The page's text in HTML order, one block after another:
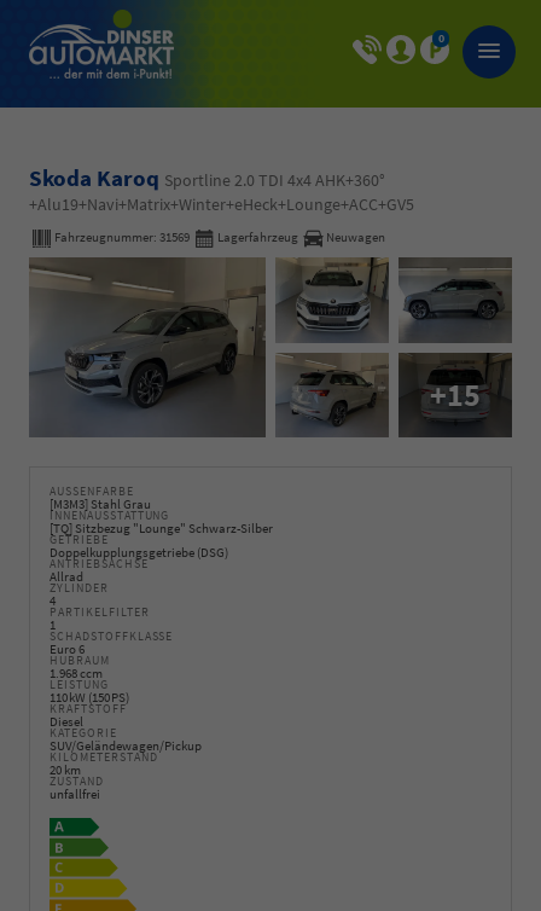
0
Skoda Karoq Sportline 2.0 TDI 4x4 AHK+360°
+Alu19+Navi+Matrix+Winter+eHeck+Lounge+ACC+GV5
Fahrzeugnummer: 31569 Lagerfahrzeug Neuwagen
+15
AUSSENFARBE
[M3M3] Stahl Grau
INNENAUSSTATTUNG
[TQ] Sitzbezug "Lounge" Schwarz-Silber
GETRIEBE
Doppelkupplungsgetriebe (DSG)
ANTRIEBSACHSE
Allrad
ZYLINDER
4
PARTIKELFILTER
1
SCHADSTOFFKLASSE
Euro 6
HUBRAUM
1.968 ccm
LEISTUNG
110 kW (150 PS)
KRAFTSTOFF
Diesel
KATEGORIE
SUV/Geländewagen/Pickup
KILOMETERSTAND
20 km
ZUSTAND
unfallfrei